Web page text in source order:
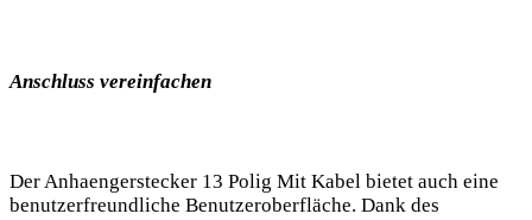
Anschluss vereinfachen
Der Anhaengerstecker 13 Polig Mit Kabel bietet auch eine
benutzerfreundliche Benutzeroberfläche. Dank des